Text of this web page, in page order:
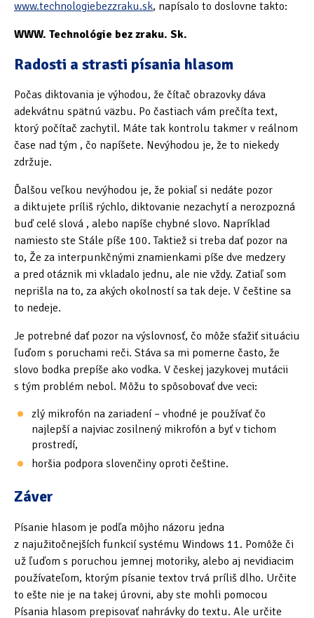
www.technologiebezzraku.sk, napísalo to doslovne takto:
WWW. Technológie bez zraku. Sk.
Radosti a strasti písania hlasom
Počas diktovania je výhodou, že čítač obrazovky dáva
adekvátnu spätnú väzbu. Po častiach vám prečíta text,
ktorý počítač zachytil. Máte tak kontrolu takmer v reálnom
čase nad tým , čo napíšete. Nevýhodou je, že to niekedy
zdržuje.
Ďalšou veľkou nevýhodou je, že pokiaľ si nedáte pozor
a diktujete príliš rýchlo, diktovanie nezachytí a nerozpozná
buď celé slová , alebo napíše chybné slovo. Napríklad
namiesto ste Stále píše 100. Taktiež si treba dať pozor na
to, Že za interpunkčnými znamienkami píše dve medzery
a pred otáznik mi vkladalo jednu, ale nie vždy. Zatiaľ som
neprišla na to, za akých okolností sa tak deje. V češtine sa
to nedeje.
Je potrebné dať pozor na výslovnosť, čo môže sťažiť situáciu
ľuďom s poruchami reči. Stáva sa mi pomerne často, že
slovo bodka prepíše ako vodka. V českej jazykovej mutácii
s tým problém nebol. Môžu to spôsobovať dve veci:
zlý mikrofón na zariadení – vhodné je používať čo
najlepší a najviac zosilnený mikrofón a byť v tichom
prostredí,
horšia podpora slovenčiny oproti češtine.
Záver
Písanie hlasom je podľa môjho názoru jedna
z najužitočnejších funkcií systému Windows 11. Pomôže či
už ľuďom s poruchou jemnej motoriky, alebo aj nevidiacim
používateľom, ktorým písanie textov trvá príliš dlho. Určite
to ešte nie je na takej úrovni, aby ste mohli pomocou
Písania hlasom prepisovať nahrávky do textu. Ale určite